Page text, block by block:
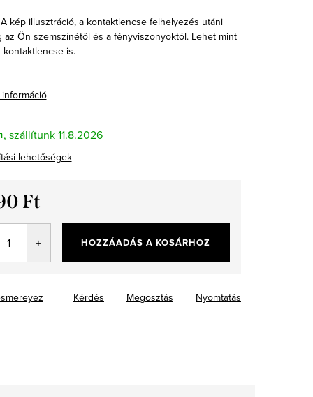
kép illusztráció, a kontaktlencse felhelyezés utáni
az Ön szemszínétől és a fényviszonyoktól. Lehet mint
kontaktlencse is.
11.8.2026
lehetőségek
Ft
HOZZÁADÁS A KOSÁRHOZ
Nyomtatás
Kérdés Megosztás